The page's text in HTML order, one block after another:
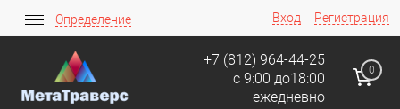
Вход Регистрация
Определение
+7 (812) 964-44-25
с 9:00 до18:00
ежедневно
0